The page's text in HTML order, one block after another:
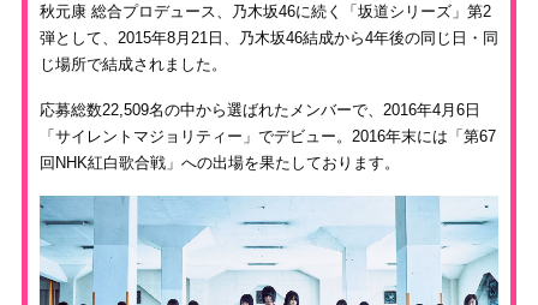
秋元康 総合プロデュース、乃木坂46に続く「坂道シリーズ」第2
弾として、2015年8月21日、乃木坂46結成から4年後の同じ日・同
じ場所で結成されました。
応募総数22,509名の中から選ばれたメンバーで、2016年4月6日
「サイレントマジョリティー」でデビュー。2016年末には「第67
回NHK紅白歌合戦」への出場を果たしております。